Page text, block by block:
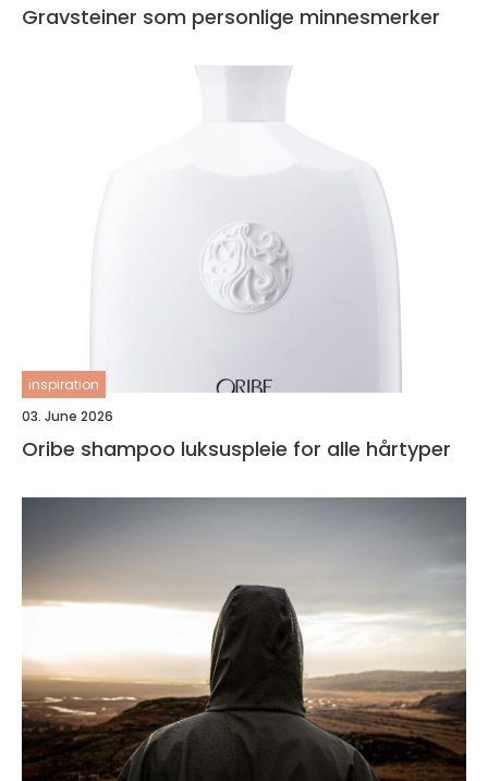
Gravsteiner som personlige minnesmerker
inspiration
03. June 2026
Oribe shampoo luksuspleie for alle hårtyper